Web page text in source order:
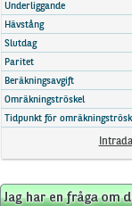
Underliggande
Hävstång
Slutdag
Paritet
Beräkningsavgift
Omräkningströskel
Tidpunkt för